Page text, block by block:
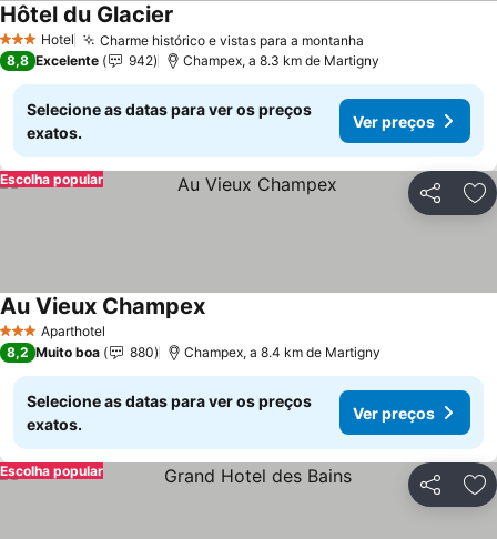
3 EstrelasHotel Charme histórico e vistas para a montanha
Hôtel du Glacier
8,8 Excelente 942 Champex, a 8.3 km de Martigny
Selecione as datas para ver os preços
exatos.
Ver preços
Partilhar
Escolha popular
3 EstrelasAparthotel
Au Vieux Champex
8,2 Muito boa 880 Champex, a 8.4 km de Martigny
Selecione as datas para ver os preços
exatos.
Ver preços
Partilhar
Escolha popular